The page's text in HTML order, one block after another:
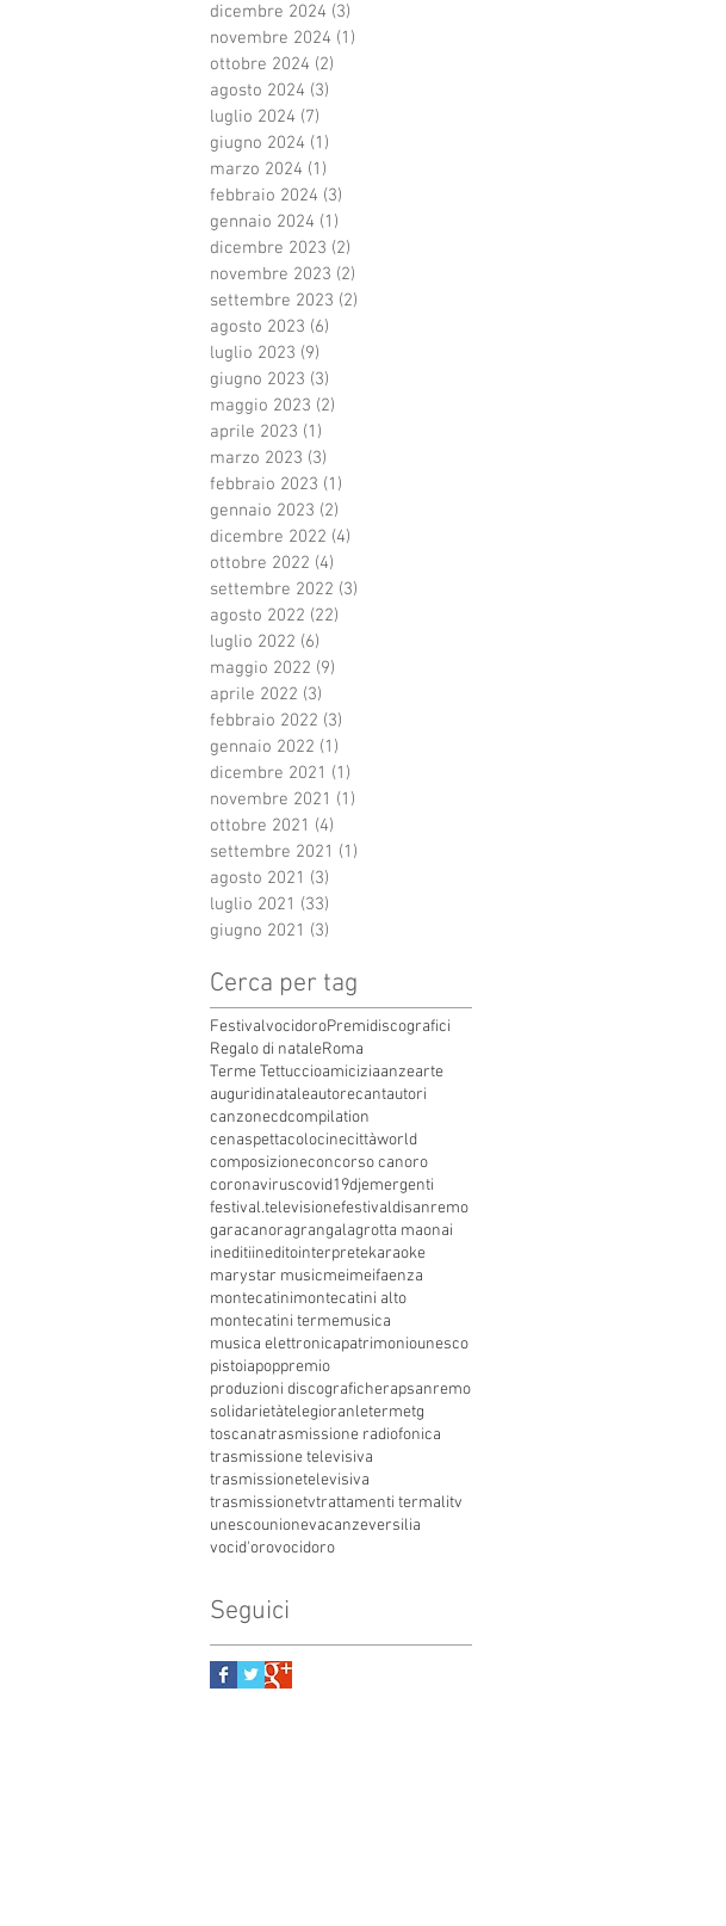
dicembre 2024 (3)
novembre 2024 (1)
ottobre 2024 (2)
agosto 2024 (3)
luglio 2024 (7)
giugno 2024 (1)
marzo 2024 (1)
febbraio 2024 (3)
gennaio 2024 (1)
dicembre 2023 (2)
novembre 2023 (2)
settembre 2023 (2)
agosto 2023 (6)
luglio 2023 (9)
giugno 2023 (3)
maggio 2023 (2)
aprile 2023 (1)
marzo 2023 (3)
febbraio 2023 (1)
gennaio 2023 (2)
dicembre 2022 (4)
ottobre 2022 (4)
settembre 2022 (3)
agosto 2022 (22)
luglio 2022 (6)
maggio 2022 (9)
aprile 2022 (3)
febbraio 2022 (3)
gennaio 2022 (1)
dicembre 2021 (1)
novembre 2021 (1)
ottobre 2021 (4)
settembre 2021 (1)
agosto 2021 (3)
luglio 2021 (33)
giugno 2021 (3)
Cerca per tag
FestivalvocidoroPremidiscografici
Regalo di nataleRoma
Terme Tettuccioamiciziaanzearte
auguridinataleautorecantautori
canzonecdcompilation
cenaspettacolocinecittàworld
composizioneconcorso canoro
coronaviruscovid19djemergenti
festival.televisionefestivaldisanremo
garacanoragrangalagrotta maonai
ineditiineditointerpretekaraoke
marystar musicmeimeifaenza
montecatinimontecatini alto
montecatini termemusica
musica elettronicapatrimoniounesco
pistoiapoppremio
produzioni discograficherapsanremo
solidarietàtelegioranletermetg
toscanatrasmissione radiofonica
trasmissione televisiva
trasmissionetelevisiva
trasmissionetvtrattamenti termalitv
unescounionevacanzeversilia
vocid'orovocidoro
Seguici